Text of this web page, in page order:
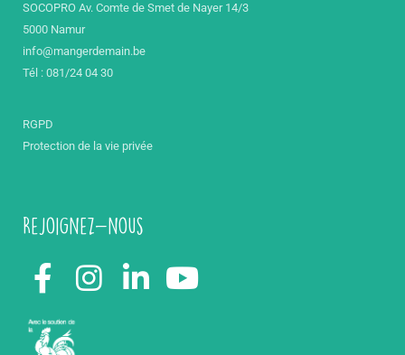
SOCOPRO Av. Comte de Smet de Nayer 14/3
5000 Namur
info@mangerdemain.be
Tél : 081/24 04 30
RGPD
Protection de la vie privée
Rejoignez-nous